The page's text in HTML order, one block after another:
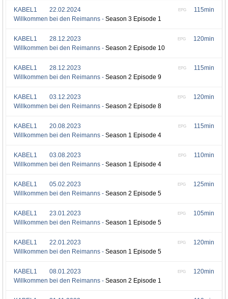
115min
EPG
KABEL1
22.02.2024
Willkommen bei den Reimanns - Season 3 Episode 1
120min
EPG
KABEL1
28.12.2023
Willkommen bei den Reimanns - Season 2 Episode 10
115min
EPG
KABEL1
28.12.2023
Willkommen bei den Reimanns - Season 2 Episode 9
120min
EPG
KABEL1
03.12.2023
Willkommen bei den Reimanns - Season 2 Episode 8
115min
EPG
KABEL1
20.08.2023
Willkommen bei den Reimanns - Season 1 Episode 4
110min
EPG
KABEL1
03.08.2023
Willkommen bei den Reimanns - Season 1 Episode 4
125min
EPG
KABEL1
05.02.2023
Willkommen bei den Reimanns - Season 2 Episode 5
105min
EPG
KABEL1
23.01.2023
Willkommen bei den Reimanns - Season 1 Episode 5
120min
EPG
KABEL1
22.01.2023
Willkommen bei den Reimanns - Season 1 Episode 5
120min
EPG
KABEL1
08.01.2023
Willkommen bei den Reimanns - Season 2 Episode 1